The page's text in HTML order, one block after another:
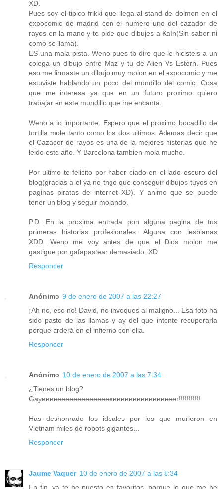
XD.
Pues soy el tipico frikki que llega al stand de dolmen en el
expocomic de madrid con el numero uno del cazador de
rayos en la mano y te pide que dibujes a Kaín(Sin saber ni
como se llama).
ES una mala pista. Weno pues tb dire que le hicisteis a un
colega un dibujo entre Maz y tu de Alien Vs Esterh. Pues
eso me firmaste un dibujo muy molon en el expocomic y me
estuviste hablando un poco del mundillo del comic. Cosa
que me interesa ya que en un futuro proximo quiero
trabajar en este mundillo que me encanta.
Weno a lo importante. Espero que el proximo bocadillo de
tortilla mole tanto como los dos ultimos. Ademas decir que
el Cazador de rayos es una de la mejores historias que he
leido este año. Y Barcelona tambien mola mucho.
Por ultimo te felicito por haber ciado en el lado oscuro del
blog(gracias a el ya no tngo que conseguir dibujos tuyos en
paginas piratas de internet XD). Y animo que se puede
tener un blog y seguir molando.
P.D: En la proxima entrada pon alguna pagina de tus
primeras historias profesionales. Alguna con lesbianas
XDD. Weno me voy antes de que el Dios molon me
gastigue por gafapastear demasiado. XD
Responder
Anónimo 9 de enero de 2007 a las 22:27
¡Ah no, eso no! David, no invoques al maligno... Esa foto ha
sido pasto de las llamas y ay del que intente recuperarla
porque arderá en el infierno con ella.
Responder
Anónimo 10 de enero de 2007 a las 7:34
¿Tienes un blog?
Gayeeeeeeeeeeeeeeeeeeeeeeeeeeeeeeeeeer!!!!!!!!!!!
Has deshonrado los ideales por los que murieron en
Vietnam miles de robots gigantes...
Responder
Jaume Vaquer 10 de enero de 2007 a las 8:34
En fin, ya te he puesto en favoritos, porque lo que me he